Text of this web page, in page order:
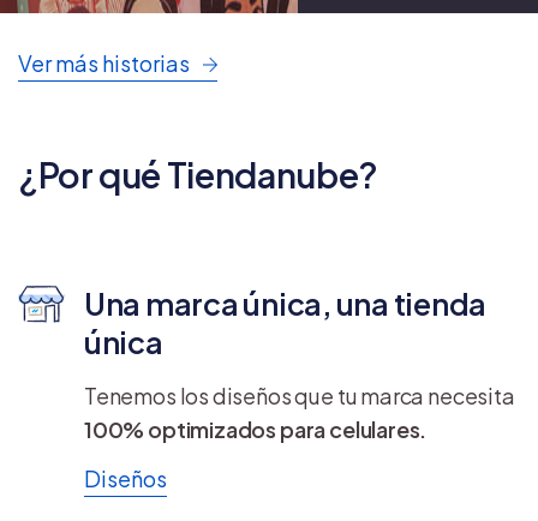
Ver más historias
¿Por qué Tiendanube?
Una marca única, una tienda
única
Tenemos los diseños que tu marca necesita
100% optimizados para celulares.
Diseños